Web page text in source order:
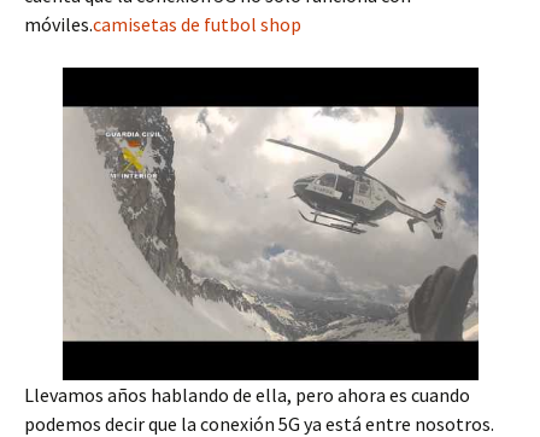
móviles.camisetas de futbol shop
Llevamos años hablando de ella, pero ahora es cuando
podemos decir que la conexión 5G ya está entre nosotros.